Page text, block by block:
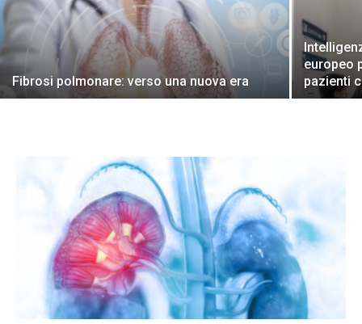
Fibrosi polmonare: verso una nuova era
europeo
pazienti